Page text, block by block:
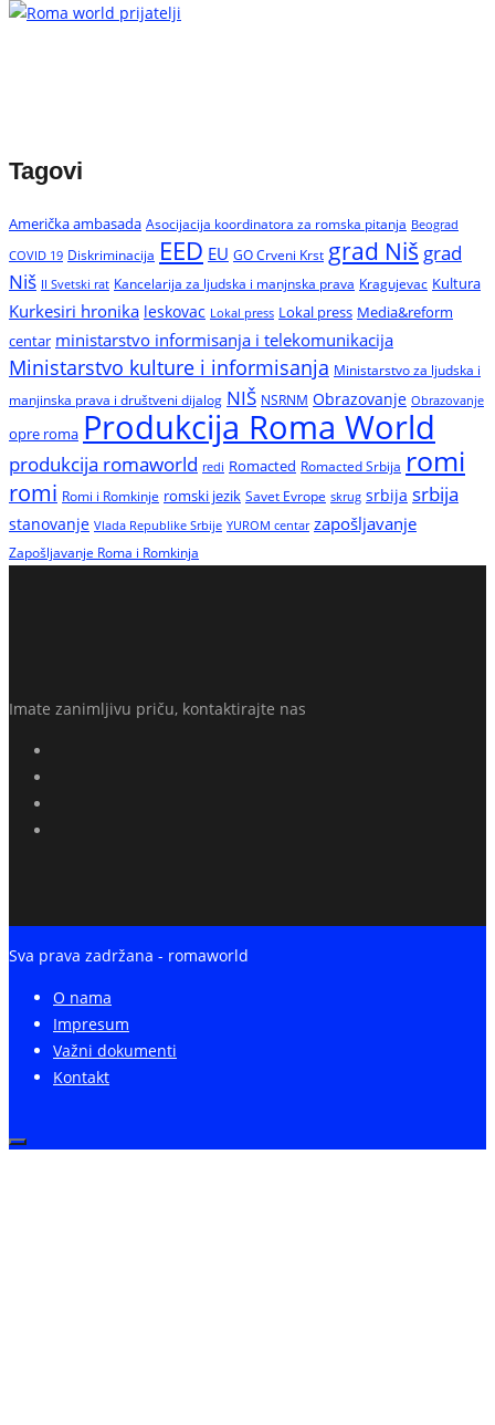
Tagovi
Američka ambasada Asocijacija koordinatora za romska pitanja Beograd
COVID 19 Diskriminacija EED EU GO Crveni Krst grad Niš grad
Niš II Svetski rat Kancelarija za ljudska i manjnska prava Kragujevac Kultura
Kurkesiri hronika leskovac Lokal press Lokal press Media&reform
centar ministarstvo informisanja i telekomunikacija
Ministarstvo kulture i informisanja Ministarstvo za ljudska i
manjinska prava i društveni dijalog NIŠ NSRNM Obrazovanje Obrazovanje
opre roma Produkcija Roma World
produkcija romaworld redi Romacted Romacted Srbija romi
romi Romi i Romkinje romski jezik Savet Evrope skrug srbija srbija
stanovanje Vlada Republike Srbije YUROM centar zapošljavanje
Zapošljavanje Roma i Romkinja
Imate zanimljivu priču, kontaktirajte nas
Sva prava zadržana - romaworld
O nama
Impresum
Važni dokumenti
Kontakt